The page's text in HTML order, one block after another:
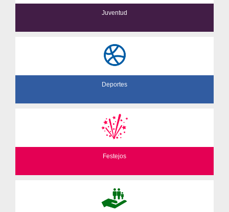
Juventud
Deportes
Festejos